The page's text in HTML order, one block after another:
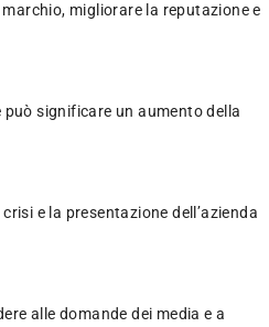
migliorare la reputazione e
significare un aumento della
e la presentazione dell’azienda
alle domande dei media e a